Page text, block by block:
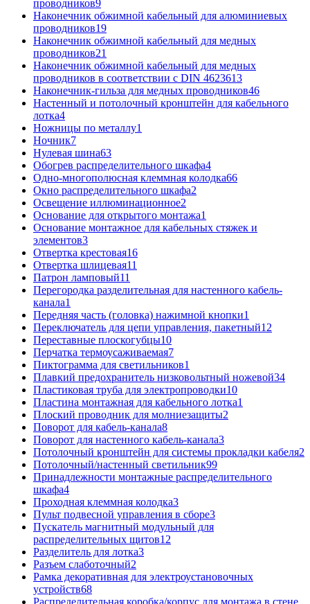
проводников9
Наконечник обжимной кабельный для алюминиевых
проводников19
Наконечник обжимной кабельный для медных
проводников21
Наконечник обжимной кабельный для медных
проводников в соответствии с DIN 4623613
Наконечник-гильза для медных проводников46
Настенный и потолочный кронштейн для кабельного
лотка4
Ножницы по металлу1
Ночник7
Нулевая шина63
Обогрев распределительного шкафа4
Одно-многополюсная клеммная колодка66
Окно распределительного шкафа2
Освещение иллюминационное2
Основание для открытого монтажа1
Основание монтажное для кабельных стяжек и
элементов3
Отвертка крестовая16
Отвертка шлицевая11
Патрон ламповый11
Перегородка разделительная для настенного кабель-
канала1
Передняя часть (головка) нажимной кнопки1
Переключатель для цепи управления, пакетный12
Переставные плоскогубцы10
Перчатка термоусаживаемая7
Пиктограмма для светильников1
Плавкий предохранитель низковольтный ножевой34
Пластиковая труба для электропроводки10
Пластина монтажная для кабельного лотка1
Плоский проводник для молниезащиты2
Поворот для кабель-канала8
Поворот для настенного кабель-канала3
Потолочный кронштейн для системы прокладки кабеля2
Потолочный/настенный светильник99
Принадлежности монтажные распределительного
шкафа4
Проходная клеммная колодка3
Пульт подвесной управления в сборе3
Пускатель магнитный модульный для
распределительных щитов12
Разделитель для лотка3
Разъем слаботочный2
Рамка декоративная для электроустановочных
устройств68
Распределительная коробка/корпус для монтажа в стене